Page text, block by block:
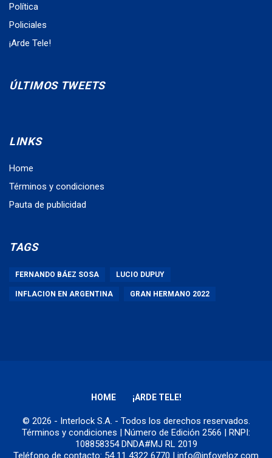
Política
Policiales
¡Arde Tele!
ÚLTIMOS TWEETS
LINKS
Home
Términos y condiciones
Pauta de publicidad
TAGS
FERNANDO BÁEZ SOSA LUCIO DUPUY
INFLACION EN ARGENTINA GRAN HERMANO 2022
HOME ¡ARDE TELE!
© 2026 - Interlock S.A. - Todos los derechos reservados.
Términos y condiciones | Número de Edición 2566 | RNPI:
108858354 DNDA#MJ RL 2019
Teléfono de contacto: 54 11 4322 6770 | info@infoveloz.com